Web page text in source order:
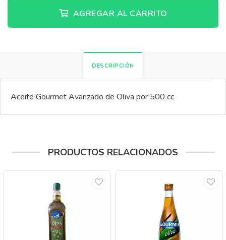
AGREGAR AL CARRITO
DESCRIPCIÓN
Aceite Gourmet Avanzado de Oliva por 500 cc
PRODUCTOS RELACIONADOS